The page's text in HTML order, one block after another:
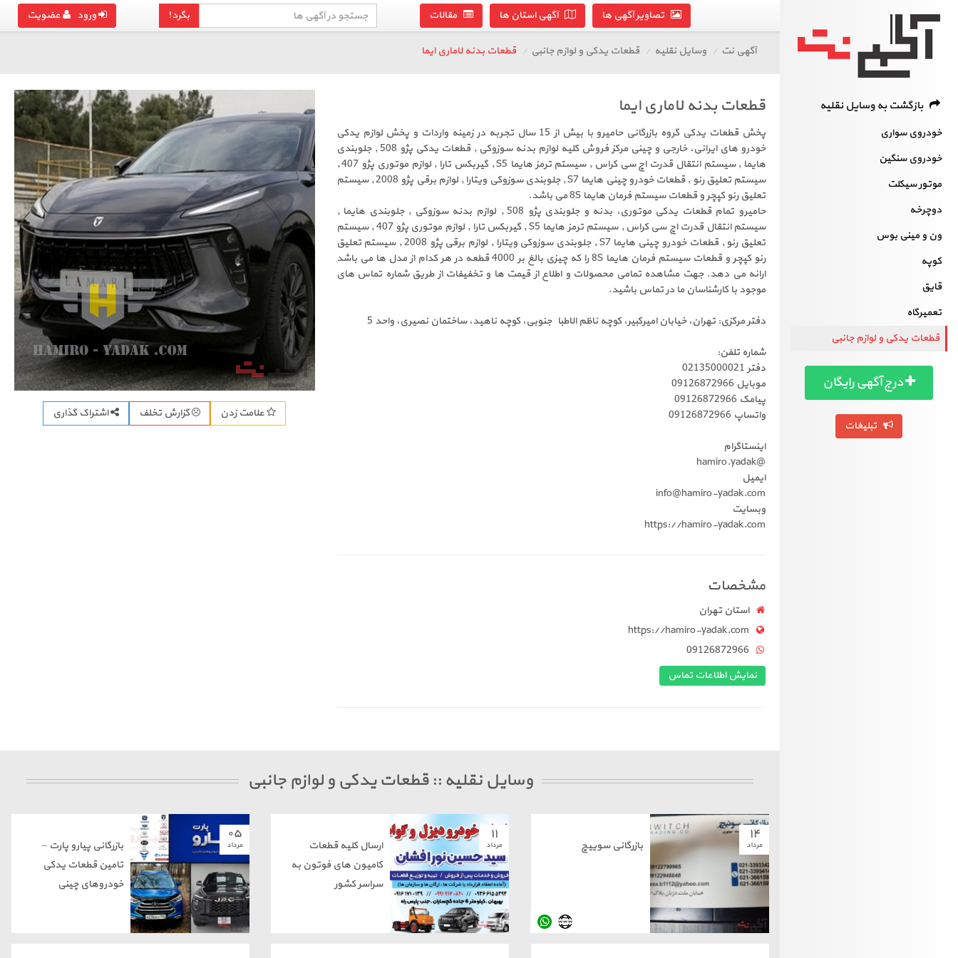
ورود عضویت بگرد! تصاویر آگهی ها آگهی استان ها مقالات
بازگشت به وسایل نقلیه
خودروی سواری
خودروی سنگین
موتور سیکلت
دوچرخه
ون و مینی بوس
کوپه
قایق
تعمیرگاه
قطعات یدکی و لوازم جانبی
درج آگهی رایگان
تبلیغات
آگهی نت وسایل نقلیه قطعات یدکی و لوازم جانبی قطعات بدنه لاماری ایما
قطعات بدنه لاماری ایما
پخش قطعات یدکی گروه بازرگانی حامیرو با بیش از 15 سال تجربه در زمینه واردات و پخش لوازم یدکی
خودرو های ایرانی، خارجی و چینی مرکز فروش کلیه لوازم بدنه سوزوکی , قطعات یدکی پژو 508 , جلوبندی
هایما , سیستم انتقال قدرت اچ سی کراس , سیستم ترمز هایما S5 , گیربکس تارا , لوازم موتوری پژو 407 ,
سیستم تعلیق رنو , قطعات خودرو چینی هایما S7 , جلوبندی سوزوکی ویتارا , لوازم برقی پژو 2008 , سیستم
تعلیق رنو کپچر و قطعات سیستم فرمان هایما 8S می باشد.
حامیرو تمام قطعات یدکی موتوری، بدنه و جلوبندی پژو 508 , لوازم بدنه سوزوکی , جلوبندی هایما ,
سیستم انتقال قدرت اچ سی کراس , سیستم ترمز هایما S5 , گیربکس تارا , لوازم موتوری پژو 407 , سیستم
تعلیق رنو , قطعات خودرو چینی هایما S7 , جلوبندی سوزوکی ویتارا , لوازم برقی پژو 2008 , سیستم تعلیق
رنو کپچر و قطعات سیستم فرمان هایما 8S را که چیزی بالغ بر 4000 قطعه در هر کدام از مدل ها می باشد
ارائه می دهد. جهت مشاهده تمامی محصولات و اطلاع از قیمت ها و تخفیفات از طریق شماره تماس های
موجود با کارشناسان ما در تماس باشید.
دفتر مرکزی: تهران، خیابان امیرکبیر، کوچه ناظم الاطباء جنوبی، کوچه ناهید، ساختمان نصیری، واحد 5
شماره تلفن:
دفتر 02135000021
موبایل 09126872966
پیامک 09126872966
واتساپ 09126872966
اینستاگرام
@hamiro.yadak
ایمیل
info@hamiro-yadak.com
وبسایت
https://hamiro-yadak.com
مشخصات
استان تهران
https://hamiro-yadak.com
09126872966
نمایش اطلاعات تماس
علامت زدن گزارش تخلف اشتراک گذاری
وسایل نقلیه :: قطعات یدکی و لوازم جانبی
۱۴
مرداد بازرگانی سوییچ
۱۱
مرداد
ارسال کلیه قطعات
کامیون های فوتون به
سراسر کشور
۰۵
مرداد
بازرگانی پیارو پارت –
تامین قطعات یدکی
خودروهای چینی